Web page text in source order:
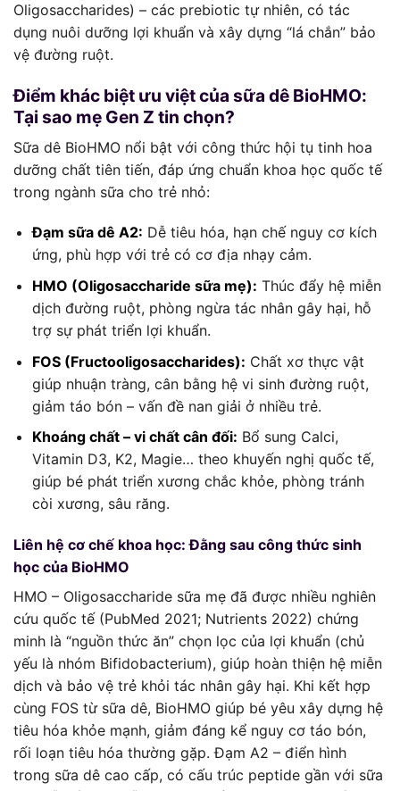
Oligosaccharides) – các prebiotic tự nhiên, có tác
dụng nuôi dưỡng lợi khuẩn và xây dựng “lá chắn” bảo
vệ đường ruột.
Điểm khác biệt ưu việt của sữa dê BioHMO:
Tại sao mẹ Gen Z tin chọn?
Sữa dê BioHMO nổi bật với công thức hội tụ tinh hoa
dưỡng chất tiên tiến, đáp ứng chuẩn khoa học quốc tế
trong ngành sữa cho trẻ nhỏ:
Đạm sữa dê A2: Dễ tiêu hóa, hạn chế nguy cơ kích
ứng, phù hợp với trẻ có cơ địa nhạy cảm.
HMO (Oligosaccharide sữa mẹ): Thúc đẩy hệ miễn
dịch đường ruột, phòng ngừa tác nhân gây hại, hỗ
trợ sự phát triển lợi khuẩn.
FOS (Fructooligosaccharides): Chất xơ thực vật
giúp nhuận tràng, cân bằng hệ vi sinh đường ruột,
giảm táo bón – vấn đề nan giải ở nhiều trẻ.
Khoáng chất – vi chất cân đối: Bổ sung Calci,
Vitamin D3, K2, Magie… theo khuyến nghị quốc tế,
giúp bé phát triển xương chắc khỏe, phòng tránh
còi xương, sâu răng.
Liên hệ cơ chế khoa học: Đằng sau công thức sinh
học của BioHMO
HMO – Oligosaccharide sữa mẹ đã được nhiều nghiên
cứu quốc tế (PubMed 2021; Nutrients 2022) chứng
minh là “nguồn thức ăn” chọn lọc của lợi khuẩn (chủ
yếu là nhóm Bifidobacterium), giúp hoàn thiện hệ miễn
dịch và bảo vệ trẻ khỏi tác nhân gây hại. Khi kết hợp
cùng FOS từ sữa dê, BioHMO giúp bé yêu xây dựng hệ
tiêu hóa khỏe mạnh, giảm đáng kể nguy cơ táo bón,
rối loạn tiêu hóa thường gặp. Đạm A2 – điển hình
trong sữa dê cao cấp, có cấu trúc peptide gần với sữa